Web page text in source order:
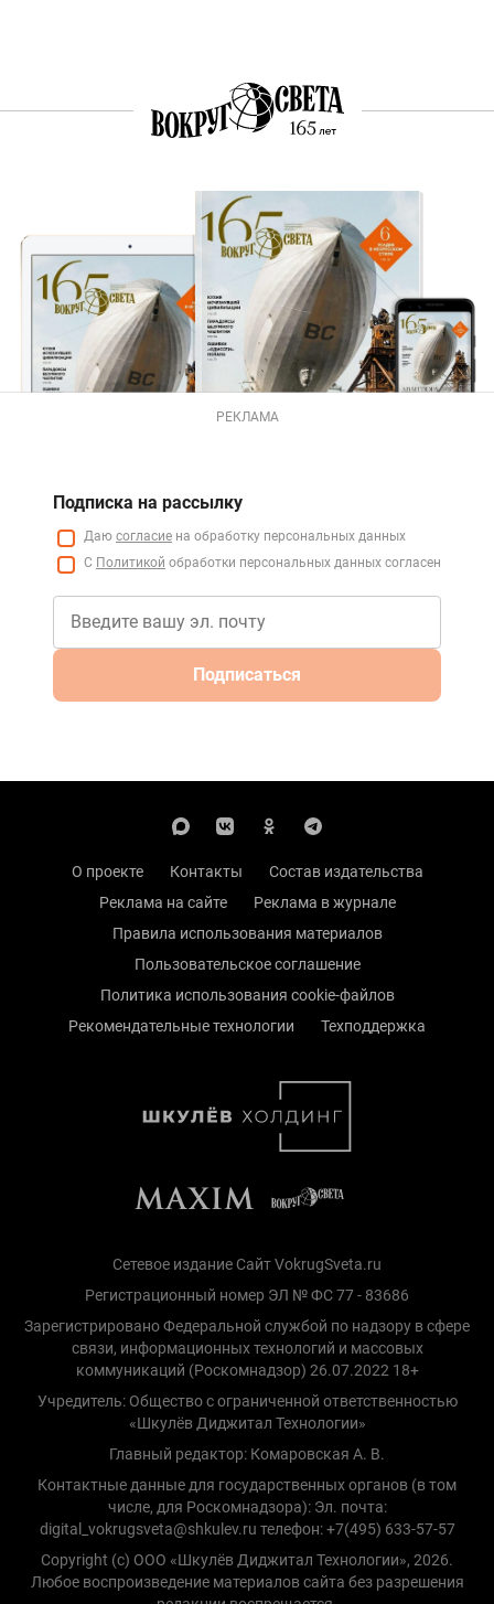
РЕКЛАМА
Подписка на рассылку
Даю согласие на обработку персональных данных
С Политикой обработки персональных данных согласен
Подписаться
О проекте Контакты
Состав издательства
Реклама на сайте
Реклама в журнале
Правила использования материалов
Пользовательское соглашение
Политика использования cookie-файлов
Рекомендательные технологии
Техподдержка
Сетевое издание Сайт VokrugSveta.ru
Регистрационный номер ЭЛ № ФС 77 - 83686
Зарегистрировано Федеральной службой по надзору в сфере
связи, информационных технологий и массовых
коммуникаций (Роскомнадзор) 26.07.2022 18+
Учредитель: Общество с ограниченной ответственностью
«Шкулёв Диджитал Технологии»
Главный редактор: Комаровская А. В.
Контактные данные для государственных органов (в том
числе, для Роскомнадзора): Эл. почта:
digital_vokrugsveta@shkulev.ru телефон: +7(495) 633-57-57
Copyright (с) ООО «Шкулёв Диджитал Технологии», 2026.
Любое воспроизведение материалов сайта без разрешения